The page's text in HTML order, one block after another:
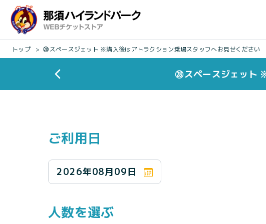
トップ ㉘スペースジェット ※購入後はアトラクション乗場スタッフへお見せください
㉘スペースジェット
ご利用日
2026年08月09日
人数を選ぶ